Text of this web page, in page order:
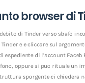
browser di
di Tinder verso sbafo
e e cliccare sul
espediente di l’account Faceb
oppure si puo rituale un
sporgente ci chiedera